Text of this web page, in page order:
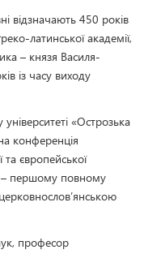
відзначають 450 років
латинської академії,
– князя Василя-
із часу виходу
«Острозька
конференція
та європейської
– першому повному
професор